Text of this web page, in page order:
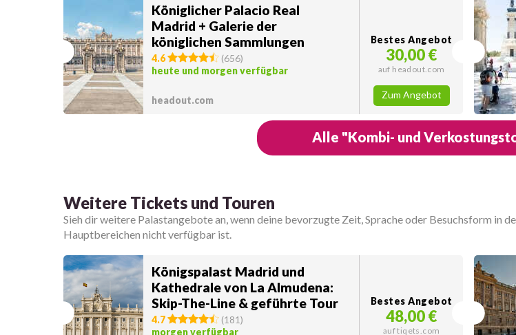
Königlicher Palacio Real
Madrid + Galerie der
königlichen Sammlungen
Tickets
4.6 (656)
heute und morgen verfügbar
headout.com
Bestes Angebot
30,00 €
auf headout.com
Zum Angebot
Alle "Kombi- und
Weitere Tickets und Touren
Sieh dir weitere Palastangebote an, wenn deine bevorzugte Zeit, Sprache oder Besuchsform in
Hauptbereichen nicht verfügbar ist.
Königspalast Madrid und
Kathedrale von La Almudena:
Skip-The-Line & geführte Tour
4.7 (181)
morgen verfügbar
Bestes Angebot
48,00 €
auf tiqets.com